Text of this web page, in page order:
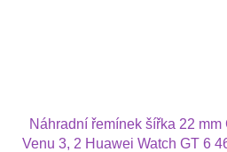
Náhradní řemínek šířka 22 mm
Venu 3, 2 Huawei Watch GT 6